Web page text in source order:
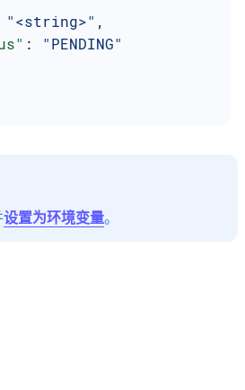
"<string>" ,
: "PENDING"
设置为环境变量。